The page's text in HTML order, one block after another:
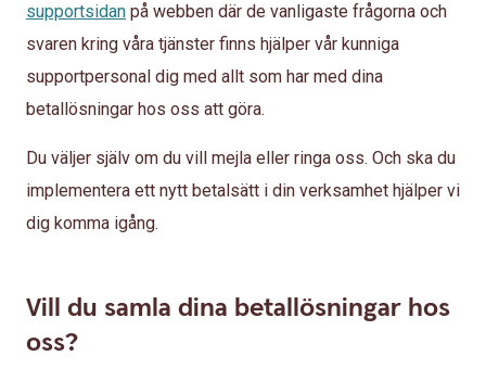
supportsidan på webben där de vanligaste frågorna och
svaren kring våra tjänster finns hjälper vår kunniga
supportpersonal dig med allt som har med dina
betallösningar hos oss att göra.
Du väljer själv om du vill mejla eller ringa oss. Och ska du
implementera ett nytt betalsätt i din verksamhet hjälper vi
dig komma igång.
Vill du samla dina betallösningar hos
oss?